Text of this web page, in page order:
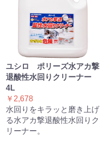
ユシロ ポリーズ水アカ撃
退酸性水回りクリーナー
4L
￥2,678
水回りをキラッと磨き上げ
る水アカ撃退酸性水回りク
リーナー。